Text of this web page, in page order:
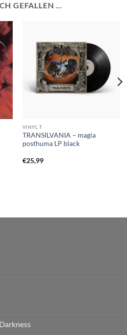
GEFALLEN …
VINYL T
TRANSILVANIA – magia
posthuma LP black
€25,99